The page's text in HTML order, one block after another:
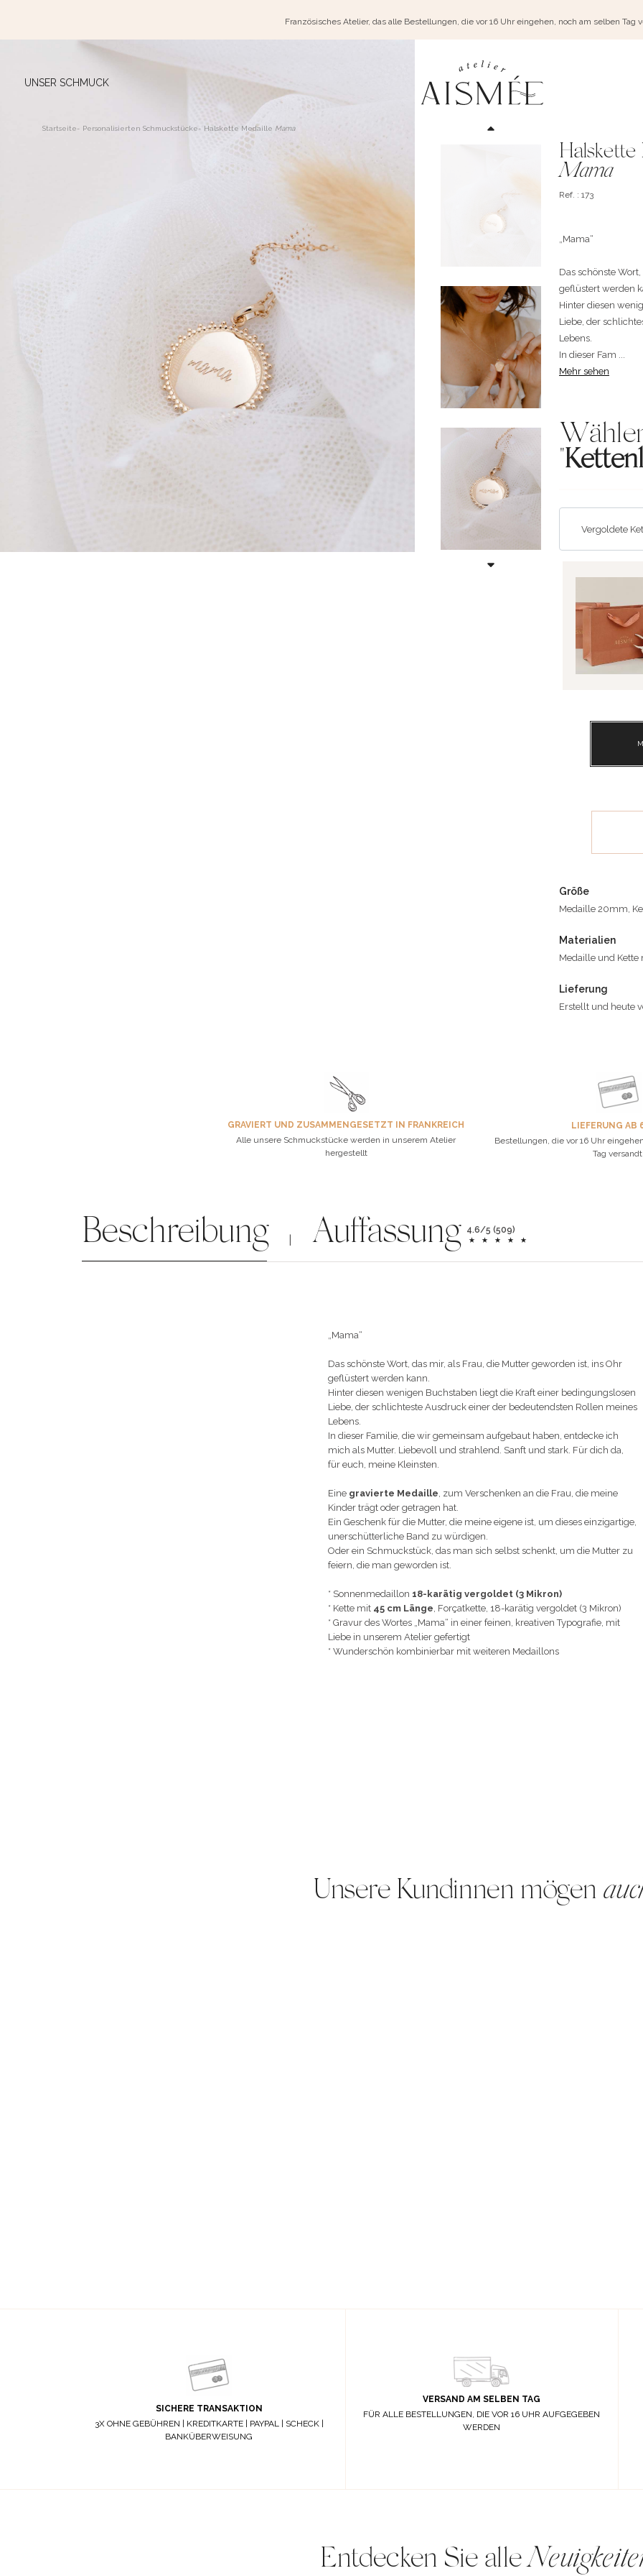
Französisches Atelier, das alle Bestellungen, die vor 16 Uhr eingehen, noch am selben Tag
UNSER SCHMUCK
Startseite- Personalisierten Schmuckstücke- Halskette Medaille Mama
Mama
Ref. : 173
„Mama“
Das schönste
geflüstert werden
Hinter diesen
Liebe, der
Lebens.
In dieser Fam ...
Mehr sehen
"
Größe
Medaille 20mm,
Materialien
Medaille und
Lieferung
Erstellt und heute
GRAVIERT UND ZUSAMMENGESETZT IN FRANKREICH
Alle unsere Schmuckstücke werden in unserem Atelier
hergestellt
LIEFERUNG AB
Bestellungen, die vor 16 Uhr
Tag
Beschreibung Auffassung 4.6/5 (509)
„Mama“
Das schönste Wort, das mir, als Frau, die Mutter geworden ist, ins Ohr
geflüstert werden kann.
Hinter diesen wenigen Buchstaben liegt die Kraft einer bedingungslosen
Liebe, der schlichteste Ausdruck einer der bedeutendsten Rollen meines
Lebens.
In dieser Familie, die wir gemeinsam aufgebaut haben, entdecke ich
mich als Mutter. Liebevoll und strahlend. Sanft und stark. Für dich da,
für euch, meine Kleinsten.
Eine gravierte Medaille , zum Verschenken an die Frau, die meine
Kinder trägt oder getragen hat.
Ein Geschenk für die Mutter, die meine eigene ist, um dieses einzigartige,
unerschütterliche Band zu würdigen.
Oder ein Schmuckstück, das man sich selbst schenkt, um die Mutter zu
feiern, die man geworden ist.
* Sonnenmedaillon 18-karätig vergoldet (3 Mikron)
* Kette mit 45 cm Länge , Forçatkette, 18-karätig vergoldet (3 Mikron)
* Gravur des Wortes „Mama“ in einer feinen, kreativen Typografie, mit
Liebe in unserem Atelier gefertigt
* Wunderschön kombinierbar mit weiteren Medaillons
Unsere Kundinnen mögen
SICHERE TRANSAKTION
3X OHNE GEBÜHREN | KREDITKARTE | PAYPAL | SCHECK |
BANKÜBERWEISUNG
VERSAND AM SELBEN TAG
FÜR ALLE BESTELLUNGEN, DIE VOR 16 UHR AUFGEGEBEN
WERDEN
Entdecken Sie alle